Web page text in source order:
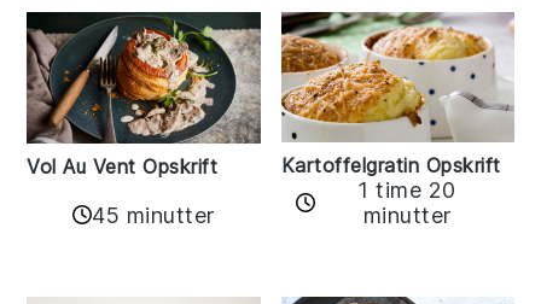
Vol Au Vent Opskrift
45 minutter
Kartoffelgratin Opskrift
1 time 20
minutter